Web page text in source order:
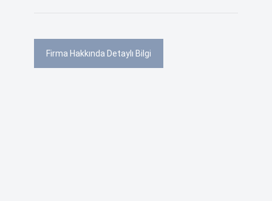
Firma Hakkında Detaylı Bilgi